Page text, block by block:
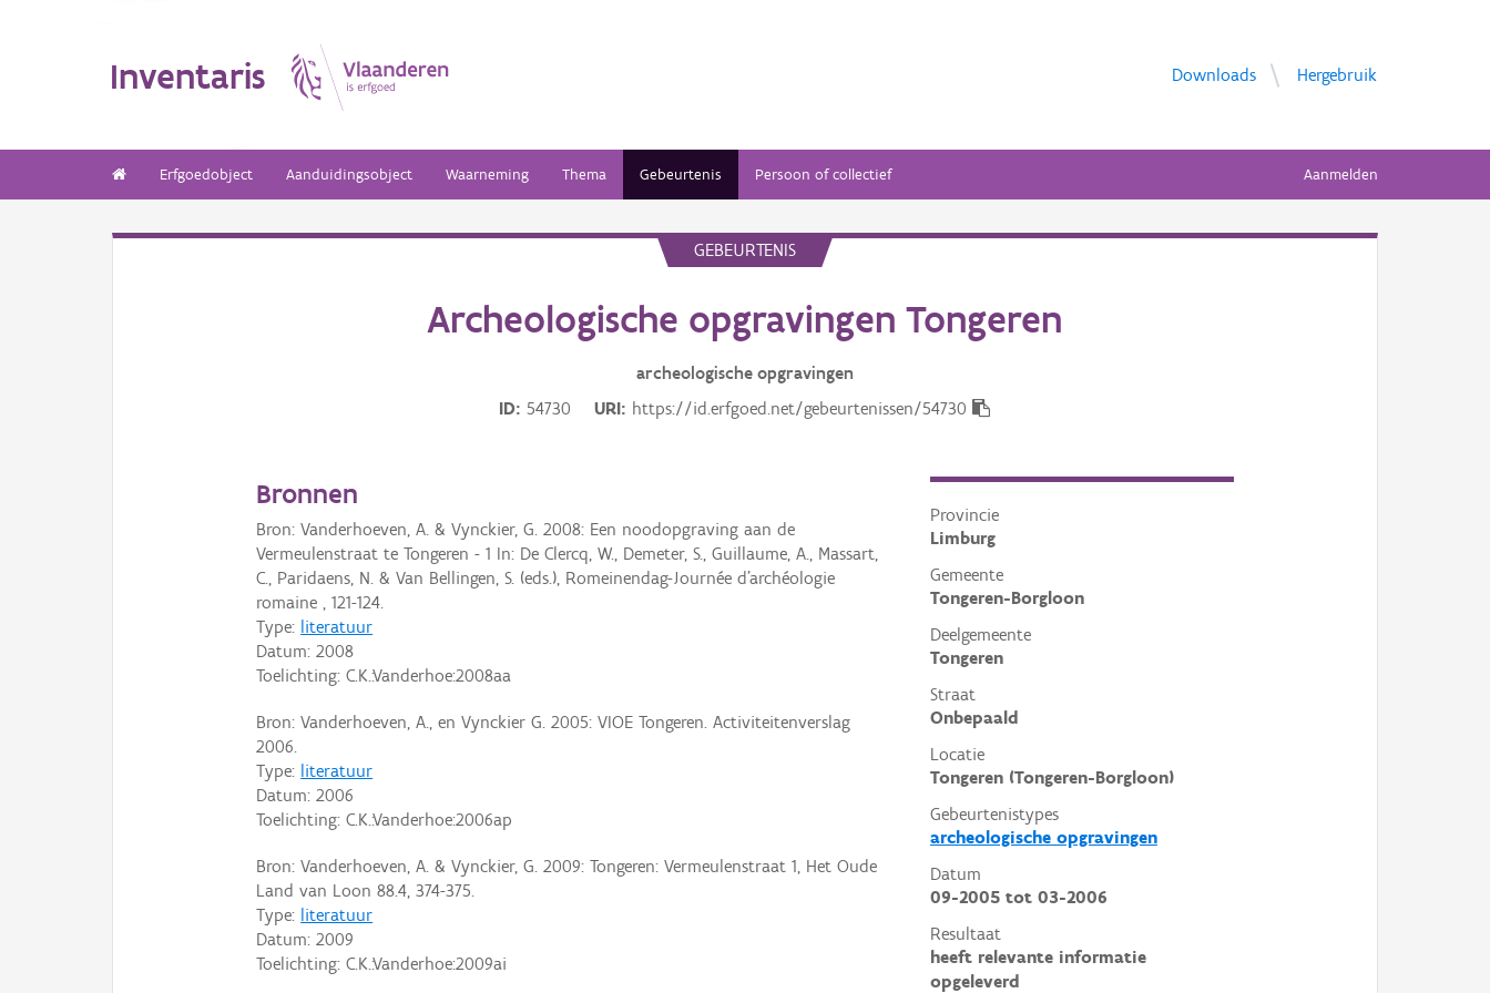
Inventaris Downloads Hergebruik
Erfgoedobject Aanduidingsobject Waarneming Thema Gebeurtenis Persoon of collectief Aanmelden
GEBEURTENIS
Archeologische opgravingen Tongeren
archeologische opgravingen
ID
54730 URI https://id.erfgoed.net/gebeurtenissen/54730
Provincie
Limburg
Gemeente
Tongeren-Borgloon
Deelgemeente
Tongeren
Straat
Onbepaald
Locatie
Tongeren (Tongeren-Borgloon)
Gebeurtenistypes
archeologische opgravingen
Datum
09-2005tot 03-2006
Resultaat
heeft relevante informatie
opgeleverd
Bronnen
Bron: Vanderhoeven, A. & Vynckier, G. 2008: Een noodopgraving aan de
Vermeulenstraat te Tongeren - 1 In: De Clercq, W., Demeter, S., Guillaume, A., Massart,
C., Paridaens, N. & Van Bellingen, S. (eds.), Romeinendag-Journée d'archéologie
romaine , 121-124.
Type: literatuur
Datum:2008
Toelichting: C.K.:Vanderhoe:2008aa
Bron: Vanderhoeven, A., en Vynckier G. 2005: VIOE Tongeren. Activiteitenverslag
2006.
Type: literatuur
Datum:2006
Toelichting: C.K.:Vanderhoe:2006ap
Bron: Vanderhoeven, A. & Vynckier, G. 2009: Tongeren: Vermeulenstraat 1, Het Oude
Land van Loon 88.4, 374-375.
Type: literatuur
Datum:2009
Toelichting: C.K.:Vanderhoe:2009ai